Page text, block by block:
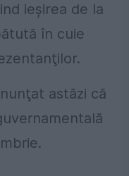
ieşirea de la
în cuie
astăzi că